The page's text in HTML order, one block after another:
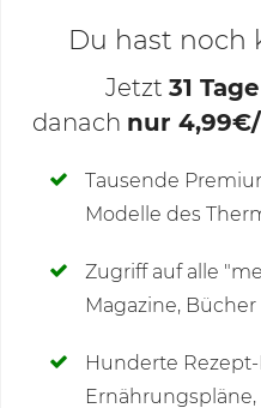
Deine Notizen
Du hast noch
Jetzt 31
danach nur
Tausende
Modelle des
Zugriff auf alle
Magazine,
Hunderte
Ernährungspläne,
Kommentare